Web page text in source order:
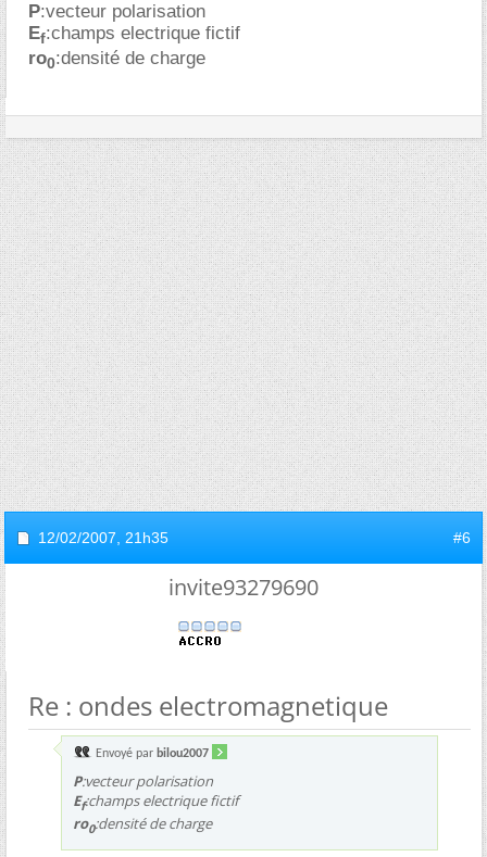
P:vecteur polarisation
Ef:champs electrique fictif
ro0:densité de charge
12/02/2007, 21h35 #6
invite93279690
Re : ondes electromagnetique
Envoyé par bilou2007
P:vecteur polarisation
Ef:champs electrique fictif
ro0:densité de charge